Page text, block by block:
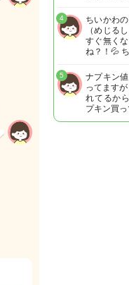
ちいかわ
（めじる
すぐ無く
ね？！💦
4
ナプキン
ってます
れてるか
プキン買
5